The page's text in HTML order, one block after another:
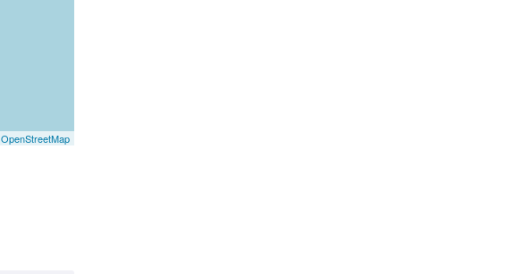
OpenStreetMap